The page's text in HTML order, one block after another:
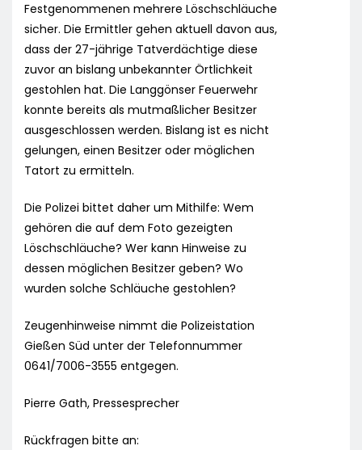
Festgenommenen mehrere Löschschläuche
sicher. Die Ermittler gehen aktuell davon aus,
dass der 27-jährige Tatverdächtige diese
zuvor an bislang unbekannter Örtlichkeit
gestohlen hat. Die Langgönser Feuerwehr
konnte bereits als mutmaßlicher Besitzer
ausgeschlossen werden. Bislang ist es nicht
gelungen, einen Besitzer oder möglichen
Tatort zu ermitteln.
Die Polizei bittet daher um Mithilfe: Wem
gehören die auf dem Foto gezeigten
Löschschläuche? Wer kann Hinweise zu
dessen möglichen Besitzer geben? Wo
wurden solche Schläuche gestohlen?
Zeugenhinweise nimmt die Polizeistation
Gießen Süd unter der Telefonnummer
0641/7006-3555 entgegen.
Pierre Gath, Pressesprecher
Rückfragen bitte an: